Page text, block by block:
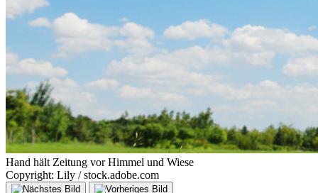
Hand hält Zeitung vor Himmel und Wiese
Copyright: Lily / stock.adobe.com